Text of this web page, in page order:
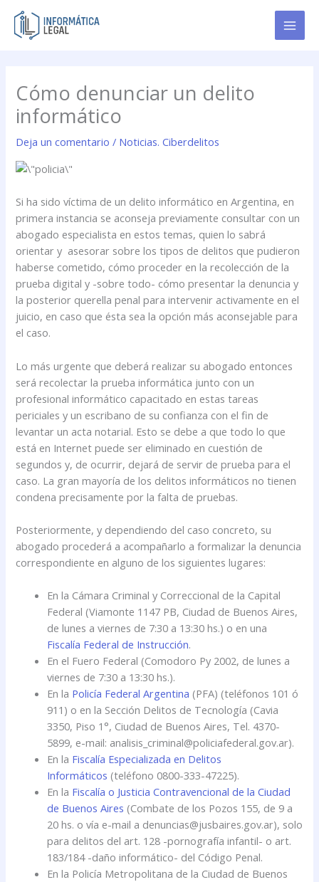
contenido
Cómo denunciar un delito
informático
Deja un comentario / Noticias. Ciberdelitos
Si ha sido víctima de un delito informático en Argentina, en
primera instancia se aconseja previamente consultar con un
abogado especialista en estos temas, quien lo sabrá
orientar y asesorar sobre los tipos de delitos que pudieron
haberse cometido, cómo proceder en la recolección de la
prueba digital y -sobre todo- cómo presentar la denuncia y
la posterior querella penal para intervenir activamente en el
juicio, en caso que ésta sea la opción más aconsejable para
el caso.
Lo más urgente que deberá realizar su abogado entonces
será recolectar la prueba informática junto con un
profesional informático capacitado en estas tareas
periciales y un escribano de su confianza con el fin de
levantar un acta notarial. Esto se debe a que todo lo que
está en Internet puede ser eliminado en cuestión de
segundos y, de ocurrir, dejará de servir de prueba para el
caso. La gran mayoría de los delitos informáticos no tienen
condena precisamente por la falta de pruebas.
Posteriormente, y dependiendo del caso concreto, su
abogado procederá a acompañarlo a formalizar la denuncia
correspondiente en alguno de los siguientes lugares:
En la Cámara Criminal y Correccional de la Capital
Federal (Viamonte 1147 PB, Ciudad de Buenos Aires,
de lunes a viernes de 7:30 a 13:30 hs.) o en una
Fiscalía Federal de Instrucción.
En el Fuero Federal (Comodoro Py 2002, de lunes a
viernes de 7:30 a 13:30 hs.).
En la Policía Federal Argentina (PFA) (teléfonos 101 ó
911) o en la Sección Delitos de Tecnología (Cavia
3350, Piso 1°, Ciudad de Buenos Aires, Tel. 4370-
5899, e-mail: analisis_criminal@policiafederal.gov.ar).
En la Fiscalía Especializada en Delitos
Informáticos (teléfono 0800-333-47225).
En la Fiscalía o Justicia Contravencional de la Ciudad
de Buenos Aires (Combate de los Pozos 155, de 9 a
20 hs. o vía e-mail a denuncias@jusbaires.gov.ar), solo
para delitos del art. 128 -pornografía infantil- o art.
183/184 -daño informático- del Código Penal.
En la Policía Metropolitana de la Ciudad de Buenos